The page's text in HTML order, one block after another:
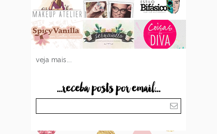
veja mais...
...receba posts por email...